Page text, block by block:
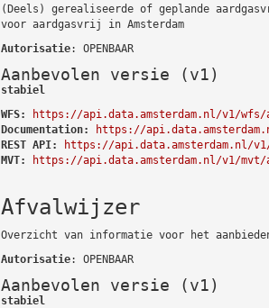
(Deels) gerealiseerde of geplande
voor aardgasvrij in Amsterdam
Autorisatie: OPENBAAR
Aanbevolen versie (v1)
stabiel
WFS:
https://api.data.amsterdam.nl/v1/wfs/
Documentation:
https://
REST API:
https://api.data.amsterdam.nl/
MVT:
https://api.data.amsterdam.nl/v1/mvt/
Afvalwijzer
Overzicht van informatie voor het
Autorisatie: OPENBAAR
Aanbevolen versie (v1)
stabiel